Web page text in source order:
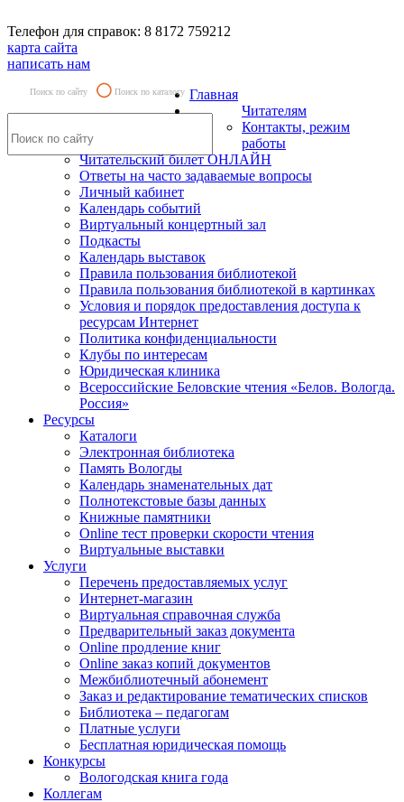
Телефон для справок: 8 8172 759212
карта сайта
написать нам
Поиск по сайту Поиск по каталогу Главная
Читателям
Контакты, режим
работы
Читательский билет ОНЛАЙН
Ответы на часто задаваемые вопросы
Личный кабинет
Календарь событий
Виртуальный концертный зал
Подкасты
Календарь выставок
Правила пользования библиотекой
Правила пользования библиотекой в картинках
Условия и порядок предоставления доступа к
ресурсам Интернет
Политика конфиденциальности
Клубы по интересам
Юридическая клиника
Всероссийские Беловские чтения «Белов. Вологда.
Россия»
Ресурсы
Каталоги
Электронная библиотека
Память Вологды
Календарь знаменательных дат
Полнотекстовые базы данных
Книжные памятники
Online тест проверки скорости чтения
Виртуальные выставки
Услуги
Перечень предоставляемых услуг
Интернет-магазин
Виртуальная справочная служба
Предварительный заказ документа
Online продление книг
Online заказ копий документов
Межбиблиотечный абонемент
Заказ и редактирование тематических списков
Библиотека – педагогам
Платные услуги
Бесплатная юридическая помощь
Конкурсы
Вологодская книга года
Коллегам